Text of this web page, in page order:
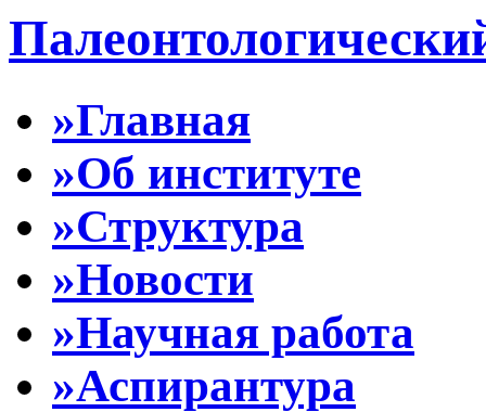
»Главная
»Об институте
»Структура
»Новости
»Научная работа
»Аспирантура